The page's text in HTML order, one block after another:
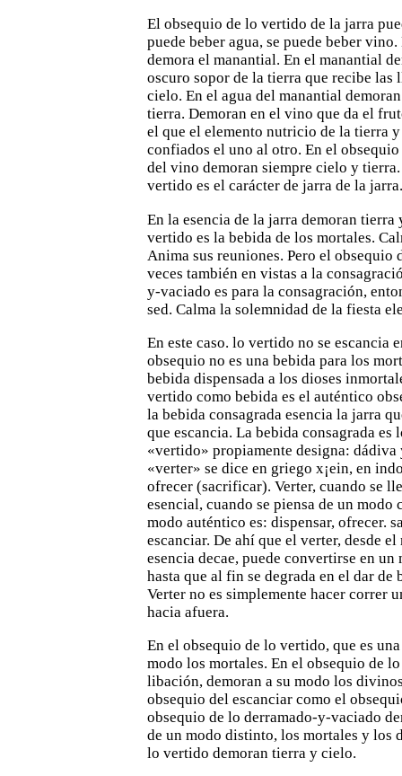
El obsequio de lo vertido de la jarra
puede beber agua, se puede beber vino.
demora el manantial. En el manantial
oscuro sopor de la tierra que recibe
cielo. En el agua del manantial
tierra. Demoran en el vino que da el
el que el elemento nutricio de la tierra
confiados el uno al otro. En el
del vino demoran siempre cielo y
vertido es el carácter de jarra de la jarra.
En la esencia de la jarra demoran tierra
vertido es la bebida de los mortales.
Anima sus reuniones. Pero el obsequio
veces también en vistas a la
y-vaciado es para la consagración,
sed. Calma la solemnidad de la fiesta
En este caso. lo vertido no se escancia
obsequio no es una bebida para los
bebida dispensada a los dioses
vertido como bebida es el auténtico
la bebida consagrada esencia la jarra
que escancia. La bebida consagrada es
«vertido» propiamente designa:
«verter» se dice en griego x¡ein, en
ofrecer (sacrificar). Verter, cuando se
esencial, cuando se piensa de un modo
modo auténtico es: dispensar, ofrecer.
escanciar. De ahí que el verter, desde el
esencia decae, puede convertirse en un
hasta que al fin se degrada en el dar de
Verter no es simplemente hacer correr
hacia afuera.
En el obsequio de lo vertido, que es
modo los mortales. En el obsequio de
libación, demoran a su modo los
obsequio del escanciar como el
obsequio de lo derramado-y-vaciado
de un modo distinto, los mortales y los
lo vertido demoran tierra y cielo.